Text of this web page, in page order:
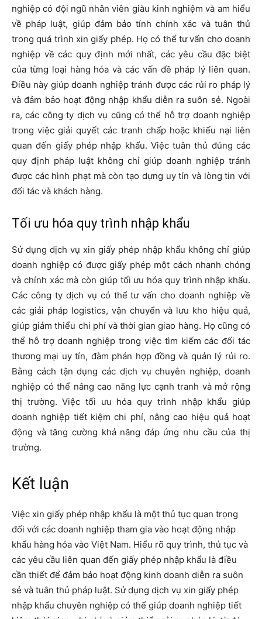
nghiệp có đội ngũ nhân viên giàu kinh nghiệm và am hiểu
về pháp luật, giúp đảm bảo tính chính xác và tuân thủ
trong quá trình xin giấy phép. Họ có thể tư vấn cho doanh
nghiệp về các quy định mới nhất, các yêu cầu đặc biệt
của từng loại hàng hóa và các vấn đề pháp lý liên quan.
Điều này giúp doanh nghiệp tránh được các rủi ro pháp lý
và đảm bảo hoạt động nhập khẩu diễn ra suôn sẻ. Ngoài
ra, các công ty dịch vụ cũng có thể hỗ trợ doanh nghiệp
trong việc giải quyết các tranh chấp hoặc khiếu nại liên
quan đến giấy phép nhập khẩu. Việc tuân thủ đúng các
quy định pháp luật không chỉ giúp doanh nghiệp tránh
được các hình phạt mà còn tạo dựng uy tín và lòng tin với
đối tác và khách hàng.
Tối ưu hóa quy trình nhập khẩu
Sử dụng dịch vụ xin giấy phép nhập khẩu không chỉ giúp
doanh nghiệp có được giấy phép một cách nhanh chóng
và chính xác mà còn giúp tối ưu hóa quy trình nhập khẩu.
Các công ty dịch vụ có thể tư vấn cho doanh nghiệp về
các giải pháp logistics, vận chuyển và lưu kho hiệu quả,
giúp giảm thiểu chi phí và thời gian giao hàng. Họ cũng có
thể hỗ trợ doanh nghiệp trong việc tìm kiếm các đối tác
thương mại uy tín, đàm phán hợp đồng và quản lý rủi ro.
Bằng cách tận dụng các dịch vụ chuyên nghiệp, doanh
nghiệp có thể nâng cao năng lực cạnh tranh và mở rộng
thị trường. Việc tối ưu hóa quy trình nhập khẩu giúp
doanh nghiệp tiết kiệm chi phí, nâng cao hiệu quả hoạt
động và tăng cường khả năng đáp ứng nhu cầu của thị
trường.
Kết luận
Việc xin giấy phép nhập khẩu là một thủ tục quan trọng
đối với các doanh nghiệp tham gia vào hoạt động nhập
khẩu hàng hóa vào Việt Nam. Hiểu rõ quy trình, thủ tục và
các yêu cầu liên quan đến giấy phép nhập khẩu là điều
cần thiết để đảm bảo hoạt động kinh doanh diễn ra suôn
sẻ và tuân thủ pháp luật. Sử dụng dịch vụ xin giấy phép
nhập khẩu chuyên nghiệp có thể giúp doanh nghiệp tiết